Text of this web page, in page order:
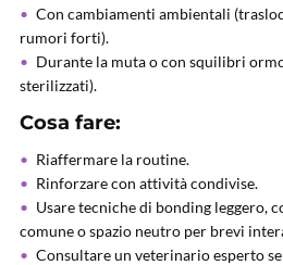
Con cambiamenti ambientali
rumori forti).
Durante la muta o con squilibri
sterilizzati).
Cosa fare:
Riaffermare la routine.
Rinforzare con attività condivise.
Usare tecniche di bonding leggero,
comune o spazio neutro per brevi
Consultare un veterinario esperto